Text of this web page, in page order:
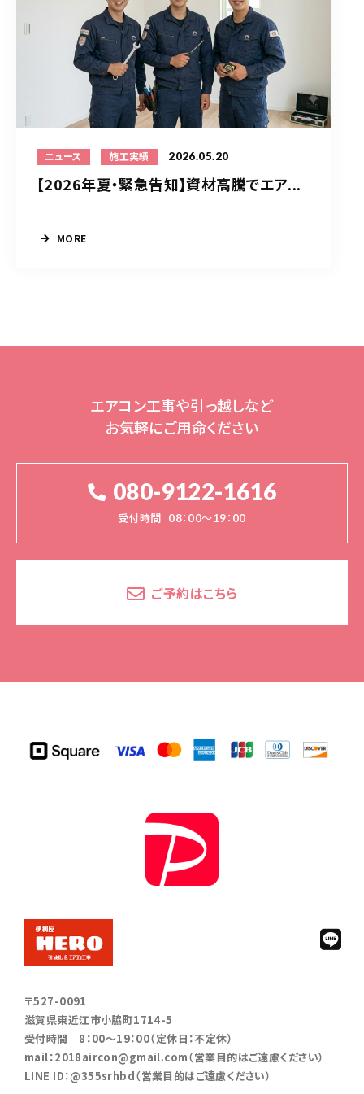
ニュース 施工実績 2026.05.20
【2026年夏・緊急告知】資材高騰でエア...
MORE
エアコン工事や引っ越しなど
お気軽にご用命ください
080-9122-1616
受付時間 08：00～19：00
ご予約はこちら
〒527-0091
滋賀県東近江市小脇町1714-5
受付時間 8：00～19：00（定休日：不定休）
mail：2018aircon@gmail.com（営業目的はご遠慮ください）
LINE ID：@355srhbd（営業目的はご遠慮ください）